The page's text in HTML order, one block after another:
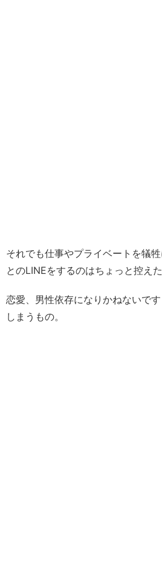
それでも仕事やプライベートを犠
とのLINEをするのはちょっと控えた
恋愛、男性依存になりかねないで
しまうもの。